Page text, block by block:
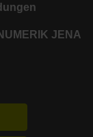
JENA